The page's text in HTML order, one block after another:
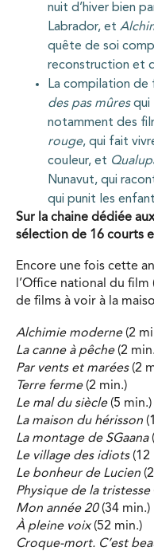
nuit d’hiver bien
Labrador, et
quête de soi
reconstruction et
La compilation de
des pas mûresqui
notamment des
rouge, qui fait
couleur, et
Nunavut, qui
qui punit les
Sur la chaine dédiée
sélection de 16 courts
Encore une fois cette
l’Office national du
de films à voir à la
Alchimie moderne(2
La canne à pêche (2
Par vents et marées(2
Terre ferme (2 min.)
Le mal du siècle (5 min.)
La maison du hérisson
La montage de SGaana
Le village des idiots (12
Le bonheur de Lucien
Physique de la tristesse
Mon année 20 (34 min.)
À pleine voix (52 min.)
Croque-mort. C’est